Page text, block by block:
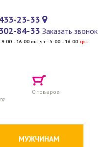
23-33
84-33 Заказать звонок
9:00 - 16:00 пн.,чт.: 5:00 - 16:00 cр.-
0 товаров
МУЖЧИНАМ